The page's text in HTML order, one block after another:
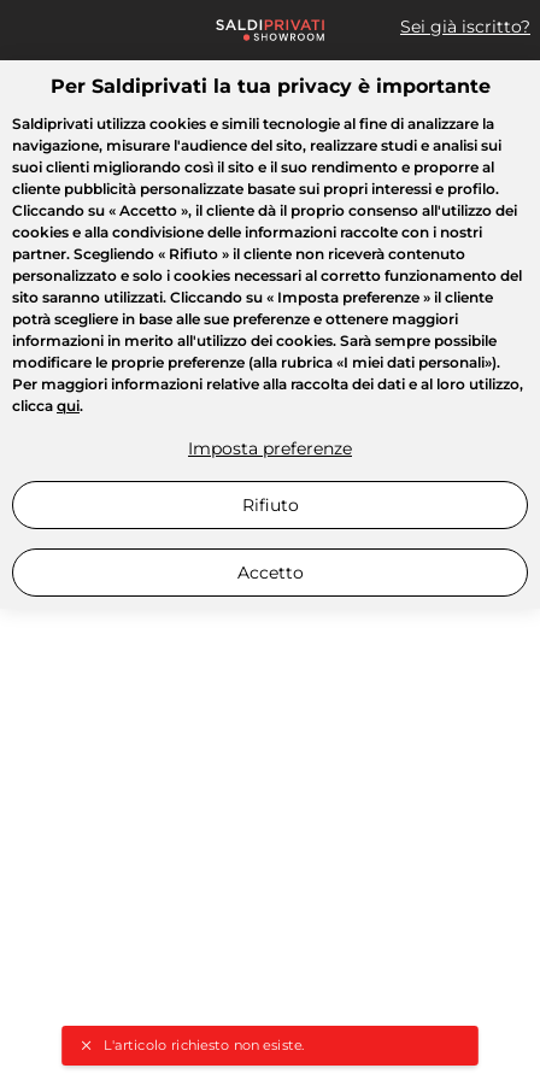
Sei già iscritto?
Cosa cerchi?
L'articolo richiesto non esiste.
Tutte le vendite Moda Casa Bellezza Elettrodomestici
Per Saldiprivati la tua privacy è importante
Saldiprivati utilizza cookies e simili tecnologie al fine di analizzare la
navigazione, misurare l'audience del sito, realizzare studi e analisi sui
suoi clienti migliorando così il sito e il suo rendimento e proporre al
cliente pubblicità personalizzate basate sui propri interessi e profilo.
Cliccando su « Accetto », il cliente dà il proprio consenso all'utilizzo dei
cookies e alla condivisione delle informazioni raccolte con i nostri
partner. Scegliendo « Rifiuto » il cliente non riceverà contenuto
personalizzato e solo i cookies necessari al corretto funzionamento del
sito saranno utilizzati. Cliccando su « Imposta preferenze » il cliente
potrà scegliere in base alle sue preferenze e ottenere maggiori
informazioni in merito all'utilizzo dei cookies. Sarà sempre possibile
modificare le proprie preferenze (alla rubrica «I miei dati personali»).
Per maggiori informazioni relative alla raccolta dei dati e al loro utilizzo,
clicca qui.
Imposta preferenze
Rifiuto
Accetto